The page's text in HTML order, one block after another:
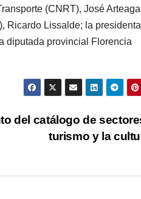
(CNRT), José
Ricardo Lissalde; la
diputada provincial Florencia
del catálogo de
turismo y la